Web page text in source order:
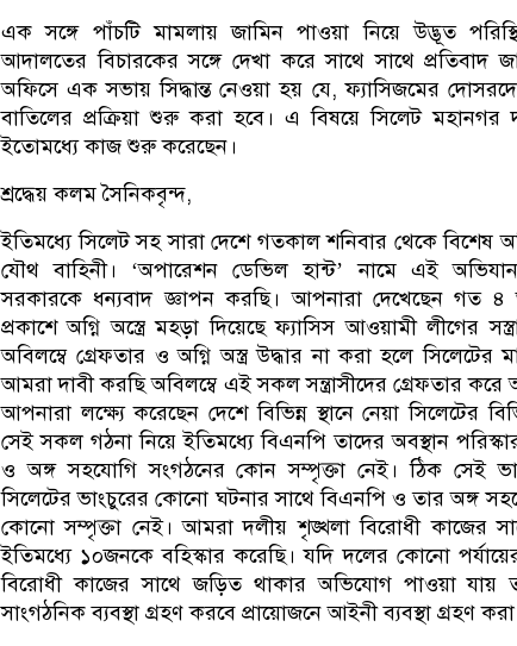
এক সঙ্গে পাঁচটি মামলায় জামিন পাওয়া নিয়ে উদ্ভূত
আদালতের বিচারকের সঙ্গে দেখা করে সাথে সাথে প্রতিবাদ
অফিসে এক সভায় সিদ্ধান্ত নেওয়া হয় যে, ফ্যাসিজমের
বাতিলের প্রক্রিয়া শুরু করা হবে। এ বিষয়ে সিলেট
ইতোমধ্যে কাজ শুরু করেছেন।
শ্রদ্ধেয় কলম সৈনিকবৃন্দ,
ইতিমধ্যে সিলেট সহ সারা দেশে গতকাল শনিবার থেকে বিশেষ
যৌথ বাহিনী। ‘অপারেশন ডেভিল হান্ট’ নামে এই
সরকারকে ধন্যবাদ জ্ঞাপন করছি। আপনারা দেখেছেন গত ৪
প্রকাশে অগ্নি অস্ত্রে মহড়া দিয়েছে ফ্যাসিস আওয়ামী লীগের
অবিলম্বে গ্রেফতার ও অগ্নি অস্ত্র উদ্ধার না করা হলে সিলেটের
আমরা দাবী করছি অবিলম্বে এই সকল সন্ত্রাসীদের গ্রেফতার
আপনারা লক্ষ্যে করেছেন দেশে বিভিন্ন স্থানে নেয়া সিলেটের
সেই সকল গঠনা নিয়ে ইতিমধ্যে বিএনপি তাদের অবস্থান
ও অঙ্গ সহযোগি সংগঠনের কোন সম্পৃক্তা নেই। ঠিক সেই
সিলেটের ভাংচুরের কোনো ঘটনার সাথে বিএনপি ও তার অঙ্গ
কোনো সম্পৃক্তা নেই। আমরা দলীয় শৃঙ্খলা বিরোধী কাজের
ইতিমধ্যে ১০জনকে বহিস্কার করেছি। যদি দলের কোনো
বিরোধী কাজের সাথে জড়িত থাকার অভিযোগ পাওয়া যায়
সাংগঠনিক ব্যবস্থা গ্রহণ করবে প্রায়োজনে আইনী ব্যবস্থা গ্রহণ